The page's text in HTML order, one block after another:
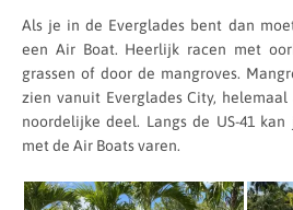
Als je in de Everglades bent dan
een Air Boat. Heerlijk racen met
grassen of door de mangroves.
zien vanuit Everglades City,
noordelijke deel. Langs de US-41
met de Air Boats varen.